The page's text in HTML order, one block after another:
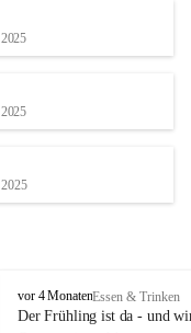
M
a
vor 4 MonatenEssen & Trinken
Der Frühling ist da - und